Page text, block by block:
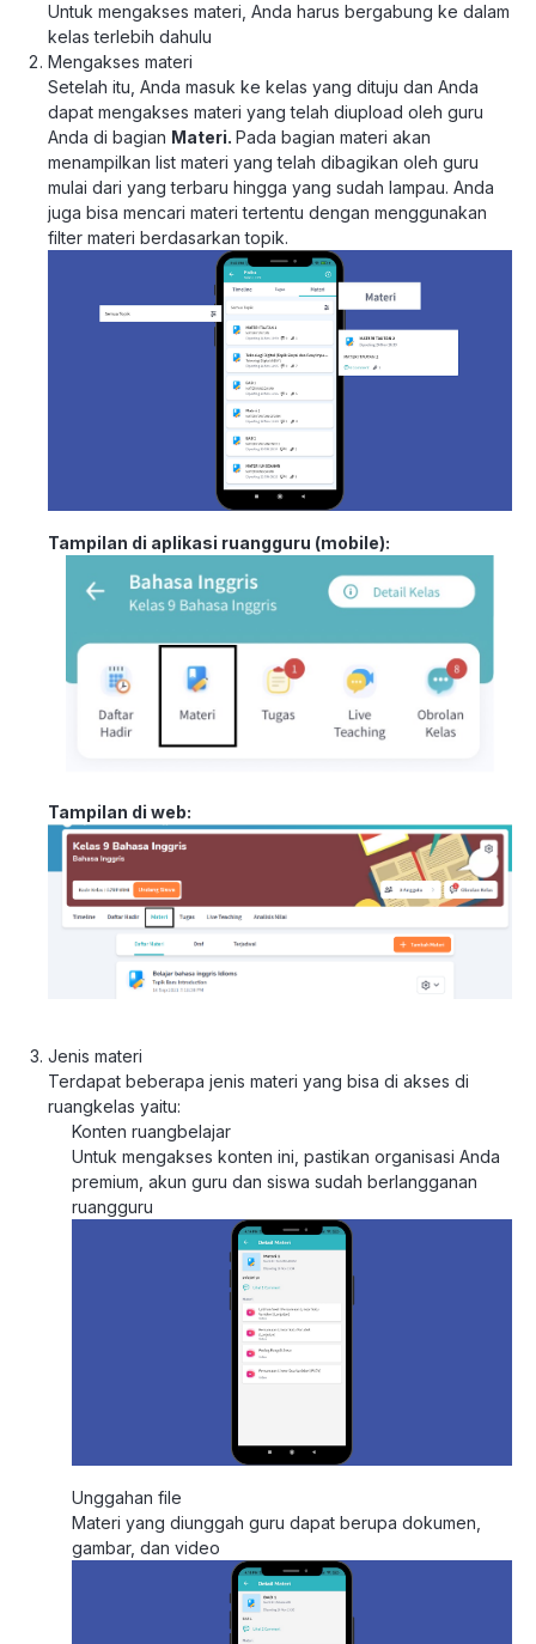
Untuk mengakses materi, Anda harus bergabung ke dalam
kelas terlebih dahulu
Mengakses materi
Setelah itu, Anda masuk ke kelas yang dituju dan Anda
dapat mengakses materi yang telah diupload oleh guru
Anda di bagian Materi. Pada bagian materi akan
menampilkan list materi yang telah dibagikan oleh guru
mulai dari yang terbaru hingga yang sudah lampau. Anda
juga bisa mencari materi tertentu dengan menggunakan
filter materi berdasarkan topik.
Tampilan di aplikasi ruangguru (mobile):
Tampilan di web:
Jenis materi
Terdapat beberapa jenis materi yang bisa di akses di
ruangkelas yaitu:
Konten ruangbelajar
Untuk mengakses konten ini, pastikan organisasi Anda
premium, akun guru dan siswa sudah berlangganan
ruangguru
Unggahan file
Materi yang diunggah guru dapat berupa dokumen,
gambar, dan video